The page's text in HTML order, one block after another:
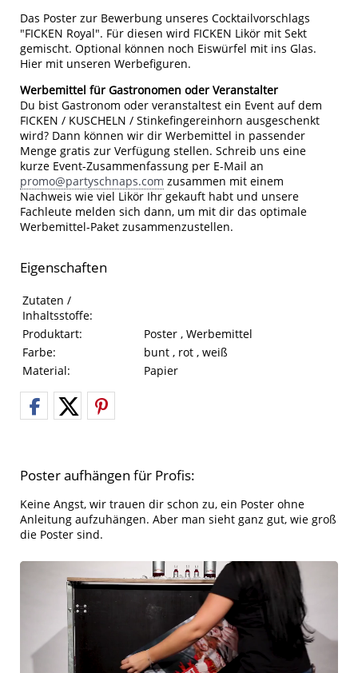
Das Poster zur Bewerbung unseres Cocktailvorschlags
"FICKEN Royal". Für diesen wird FICKEN Likör mit Sekt
gemischt. Optional können noch Eiswürfel mit ins Glas.
Hier mit unseren Werbefiguren.
Werbemittel für Gastronomen oder Veranstalter
Du bist Gastronom oder veranstaltest ein Event auf dem
FICKEN / KUSCHELN / Stinkefingereinhorn ausgeschenkt
wird? Dann können wir dir Werbemittel in passender
Menge gratis zur Verfügung stellen. Schreib uns eine
kurze Event-Zusammenfassung per E-Mail an
promo@partyschnaps.com zusammen mit einem
Nachweis wie viel Likör Ihr gekauft habt und unsere
Fachleute melden sich dann, um mit dir das optimale
Werbemittel-Paket zusammenzustellen.
Eigenschaften
Eigenschaften des Produkts
Eigenschaft
Zutaten /
Inhaltsstoffe:
Produktart:
Poster , Werbemittel
Farbe:
bunt , rot , weiß
Material:
Papier
Poster aufhängen für Profis:
Keine Angst, wir trauen dir schon zu, ein Poster ohne
Anleitung aufzuhängen. Aber man sieht ganz gut, wie groß
die Poster sind.